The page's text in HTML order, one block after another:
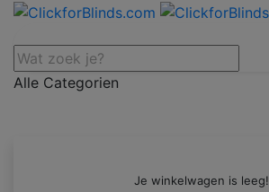
Alle Categorien
Je winkelwagen is leeg!